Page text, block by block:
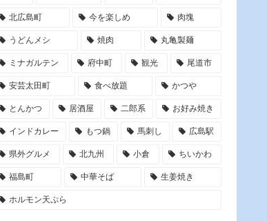
北広島町 今を楽しめ 肉塊
うどんメシ 焼肉 丸亀製麺
ミナガルテン 府中町 観光 尾道市
安芸太田町 食べ放題 かつや
とんかつ 居酒屋 二郎系 お好み焼き
インドカレー もつ鍋 馬刺し 広島駅
県外グルメ 北九州 小倉 ちいかわ
福島町 中華そば 生姜焼き
ホルモン天ぷら